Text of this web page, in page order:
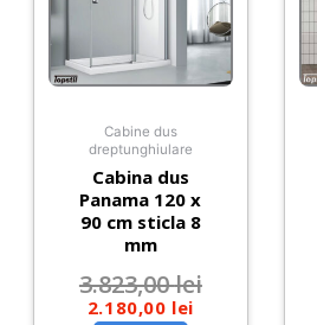
Cabine dus
dreptunghiulare
Cabina dus
Panama 120 x
90 cm sticla 8
mm
3.823,00lei
2.180,00 lei